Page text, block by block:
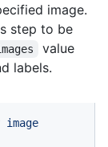
image.
step to be
value
labels.
image